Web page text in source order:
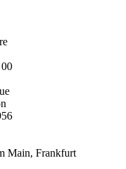
Main, Frankfurt